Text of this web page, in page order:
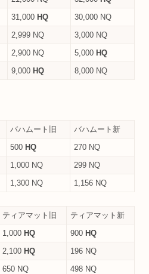
31,000 HQ
30,000 NQ
2,999 NQ
3,000 NQ
2,900 NQ 5,000 HQ
9,000 HQ 8,000 NQ
バハムート旧
バハムート新
500 HQ
270 NQ
1,000 NQ
299 NQ
1,300 NQ 1,156 NQ
ティアマット旧
ティアマット新
1,000 HQ 900 HQ
2,100 HQ
196 NQ
650 NQ 498 NQ